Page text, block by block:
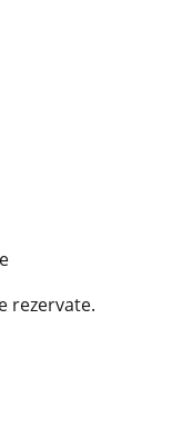
rezervate.